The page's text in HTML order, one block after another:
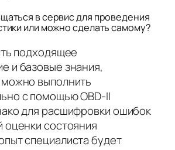
в сервис для проведения
или можно сделать самому?
подходящее
и базовые знания,
выполнить
с помощью OBD-II
для расшифровки ошибок
оценки состояния
специалиста будет